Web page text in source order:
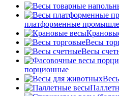
платформенные
Весы
Весы
порционные